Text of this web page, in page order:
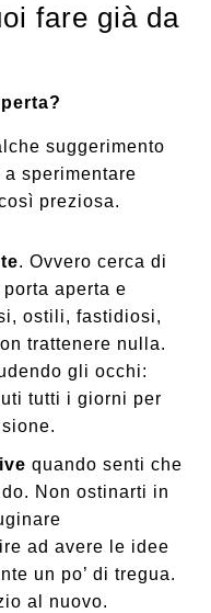
fare già da
suggerimento
sperimentare
preziosa.
. Ovvero cerca di
aperta e
ostili, fastidiosi,
trattenere nulla.
gli occhi:
tutti i giorni per
quando senti che
Non ostinarti in
ad avere le idee
un po’ di tregua.
al nuovo.